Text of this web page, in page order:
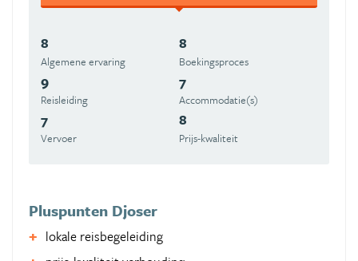
8
Algemene ervaring
8
Boekingsproces
9
Reisleiding
7
Accommodatie(s)
7
Vervoer
8
Prijs-kwaliteit
Pluspunten Djoser
lokale reisbegeleiding